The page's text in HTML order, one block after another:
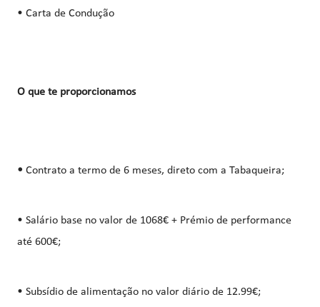
• Carta de Condução
O que te proporcionamos
• Contrato a termo de 6 meses, direto com a Tabaqueira;
• Salário base no valor de 1068€ + Prémio de performance
até 600€;
• Subsídio de alimentação no valor diário de 12.99€;